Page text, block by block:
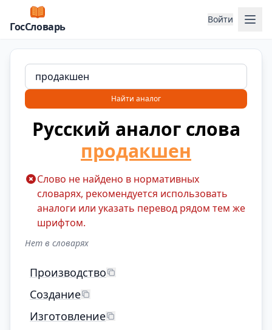
ГосСловарь
Войти
Найти аналог
Русский аналог слова
продакшен
Слово не найдено в нормативных
словарях, рекомендуется использовать
аналоги или указать перевод рядом тем же
шрифтом.
Нет в словарях
Производство
Создание
Изготовление